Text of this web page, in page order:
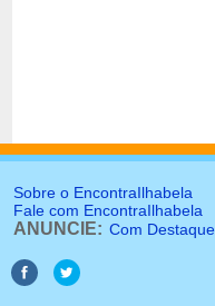
Sobre o EncontraIlhabela
Fale com EncontraIlhabela
ANUNCIE: Com Destaque